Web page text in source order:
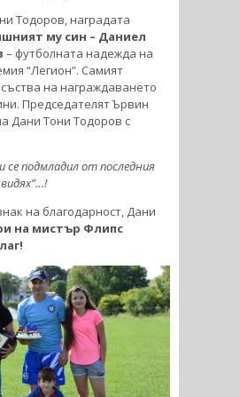
Тодоров, наградата
му син – Даниел
– футболната надежда на
“Легион”. Самият
на награждаването
Председателят Ървин
Дани Тони Тодоров с
се подмладил от последния
на благодарност, Дани
на мистър Флипс